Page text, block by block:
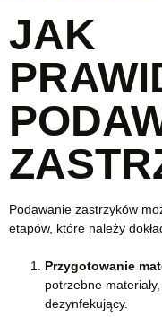
JAK
Podawanie zastrzyków
etapów, które należy
Przygotowanie
potrzebne
dezynfekujący.